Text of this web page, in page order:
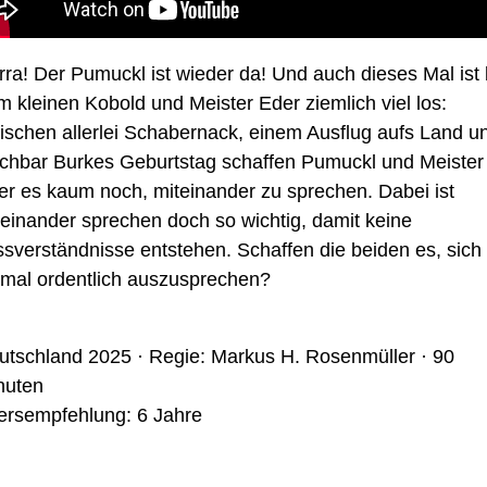
Der Pumuckl ist wieder da! Und auch dieses Mal ist
kleinen Kobold und Meister Eder ziemlich viel los:
allerlei Schabernack, einem Ausflug aufs Land
Burkes Geburtstag schaffen Pumuckl und Meister
es kaum noch, miteinander zu sprechen. Dabei ist
sprechen doch so wichtig, damit keine
entstehen. Schaffen die beiden es, sich
ordentlich auszusprechen?
2025 · Regie: Markus H. Rosenmüller · 90
6 Jahre